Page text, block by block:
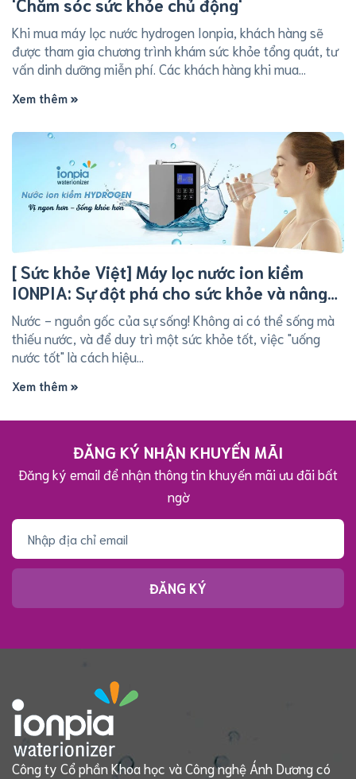
'Chăm sóc sức khỏe chủ động'
Khi mua máy lọc nước hydrogen Ionpia, khách hàng sẽ
được tham gia chương trình khám sức khỏe tổng quát, tư
vấn dinh dưỡng miễn phí. Các khách hàng khi mua...
Xem thêm
[ Sức khỏe Việt] Máy lọc nước ion kiềm
IONPIA: Sự đột phá cho sức khỏe và nâng
cao chất lượng cuộc sống
Nước - nguồn gốc của sự sống! Không ai có thể sống mà
thiếu nước, và để duy trì một sức khỏe tốt, việc "uống
nước tốt" là cách hiệu...
Xem thêm
ĐĂNG KÝ NHẬN KHUYẾN MÃI
Đăng ký email để nhận thông tin khuyến mãi ưu đãi bất
ngờ
ĐĂNG KÝ
Công ty Cổ phần Khoa học và Công nghệ Ánh Dương có